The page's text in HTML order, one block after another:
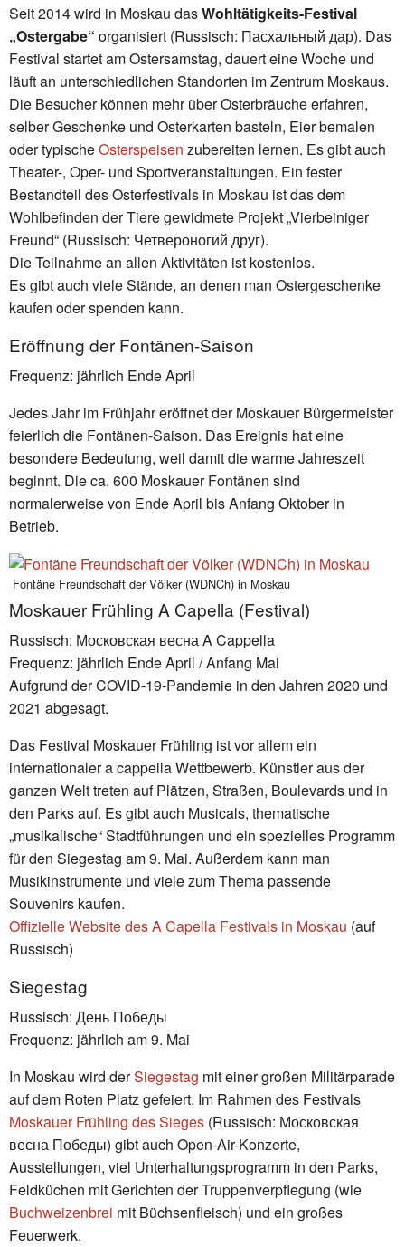
Seit 2014 wird in Moskau dasWohltätigkeits-Festival
„Ostergabe“ organisiert (Russisch: Пасхальный дар). Das
Festival startet am Ostersamstag, dauert eine Woche und
läuft an unterschiedlichen Standorten im Zentrum Moskaus.
Die Besucher können mehr über Osterbräuche erfahren,
selber Geschenke und Osterkarten basteln, Eier bemalen
oder typischeOsterspeisen zubereiten lernen. Es gibt auch
Theater-, Oper- und Sportveranstaltungen. Ein fester
Bestandteil des Osterfestivals in Moskau ist das dem
Wohlbefinden der Tiere gewidmete Projekt „Vierbeiniger
Freund“ (Russisch: Четвероногий друг).
Die Teilnahme an allen Aktivitäten ist kostenlos.
Es gibt auch viele Stände, an denen man Ostergeschenke
kaufen oder spenden kann.
Eröffnung der Fontänen-Saison
Frequenz: jährlich Ende April
Jedes Jahr im Frühjahr eröffnet der Moskauer Bürgermeister
feierlich die Fontänen-Saison. Das Ereignis hat eine
besondere Bedeutung, weil damit die warme Jahreszeit
beginnt. Die ca. 600 Moskauer Fontänen sind
normalerweise von Ende April bis Anfang Oktober in
Betrieb.
Fontäne Freundschaft der Völker (WDNCh) in Moskau
Moskauer Frühling A Capella (Festival)
Russisch: Московская весна A Cappella
Frequenz: jährlich Ende April / Anfang Mai
Aufgrund der COVID-19-Pandemie in den Jahren 2020 und
2021 abgesagt.
Das Festival Moskauer Frühling ist vor allem ein
internationaler a cappella Wettbewerb. Künstler aus der
ganzen Welt treten auf Plätzen, Straßen, Boulevards und in
den Parks auf. Es gibt auch Musicals, thematische
„musikalische“ Stadtführungen und ein spezielles Programm
für den Siegestag am 9. Mai. Außerdem kann man
Musikinstrumente und viele zum Thema passende
Souvenirs kaufen.
Offizielle Website des A Capella Festivals in Moskau (auf
Russisch)
Siegestag
Russisch: День Победы
Frequenz: jährlich am 9. Mai
In Moskau wird derSiegestag mit einer großen Militärparade
auf dem Roten Platz gefeiert. Im Rahmen des Festivals
Moskauer Frühling des Sieges (Russisch: Московская
весна Победы) gibt auch Open-Air-Konzerte,
Ausstellungen, viel Unterhaltungsprogramm in den Parks,
Feldküchen mit Gerichten der Truppenverpflegung (wie
Buchweizenbrei mit Büchsenfleisch) und ein großes
Feuerwerk.